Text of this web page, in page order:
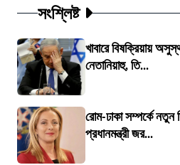
সংশ্লিষ্ট
খাবারে বিষক্রিয়ায়
নেতানিয়াহু, তি...
রোম-ঢাকা সম্পর্কে
প্রধানমন্ত্রী জর...